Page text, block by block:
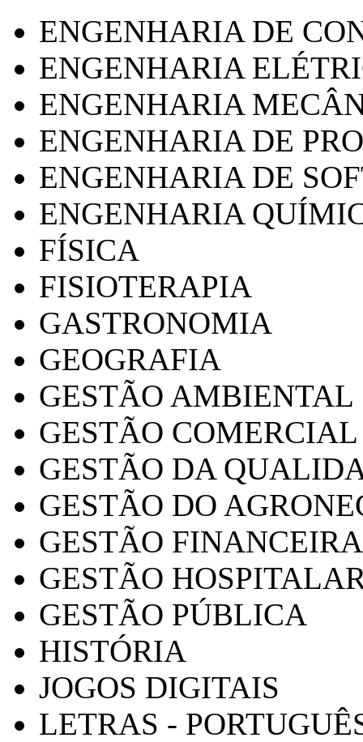
ENGENHARIA DE
ENGENHARIA
ENGENHARIA
ENGENHARIA DE
ENGENHARIA DE
ENGENHARIA
FÍSICA
FISIOTERAPIA
GASTRONOMIA
GEOGRAFIA
GESTÃO AMBIENTAL
GESTÃO COMERCIAL
GESTÃO DA
GESTÃO DO
GESTÃO FINANCEIRA
GESTÃO
GESTÃO PÚBLICA
HISTÓRIA
JOGOS DIGITAIS
LETRAS -